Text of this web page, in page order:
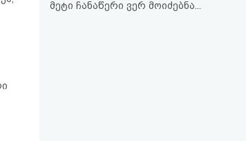
მეტი ჩანაწერი ვერ მოიძებნა...